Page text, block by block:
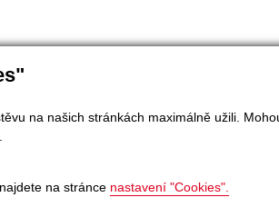
na našich stránkách maximálně užili.
na stránce nastavení "Cookies".